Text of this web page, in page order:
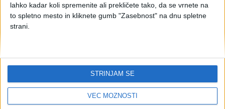
lahko kadar koli spremenite ali prekličete tako, da se vrnete na
to spletno mesto in kliknete gumb "Zasebnost" na dnu spletne
strani.
VEČ MOŽNOSTI
STRINJAM SE
Seznam predloži davčni zavezanec, ki uporablja
posebno ureditev po plačani realizaciji.
računih, ki niso plačani do 31. decembra tekočega leta.
Ključne besede: plačana realizacija
ddv
davek na dodano vrednost
ddv po plačani realizaciji